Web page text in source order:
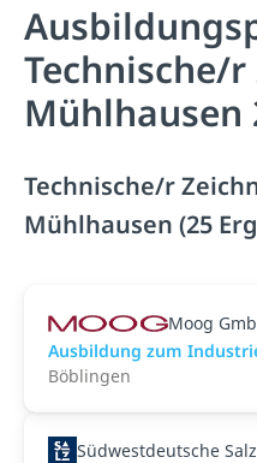
Technische/
Mühlhausen
Technische/r
Mühlhausen (25
Moog
Ausbildung zum
Böblingen
Südwestdeutsche